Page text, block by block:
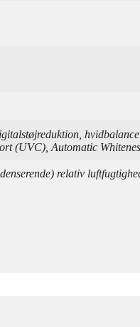
(UVC), Automatic
relativ